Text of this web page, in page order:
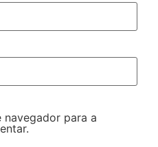
navegador para a